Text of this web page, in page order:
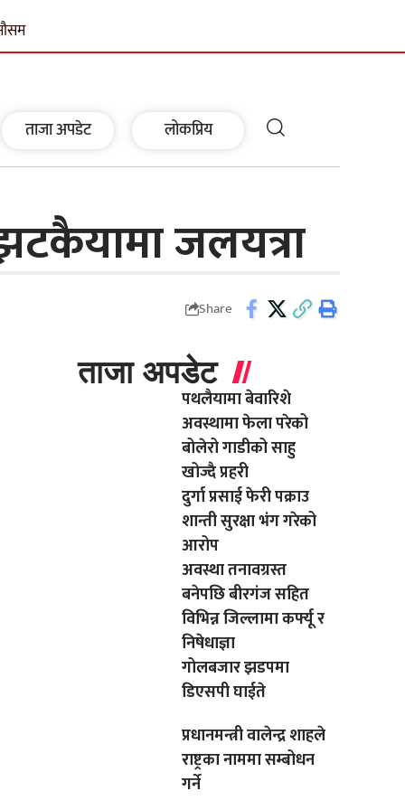
ताजा अपडेट लोकप्रिय
जलयत्रा
Share
ताजा अपडेट
पथलैयामा बेवारिशे
अवस्थामा फेला परेको
बोलेरो गाडीको साहु
खोज्दै प्रहरी
दुर्गा प्रसाई फेरी पक्राउ
शान्ती सुरक्षा भंग गरेको
आरोप
अवस्था तनावग्रस्त
बनेपछि बीरगंज सहित
विभिन्न जिल्लामा कर्फ्यू र
निषेधाज्ञा
गोलबजार झडपमा
डिएसपी घाईते
प्रधानमन्त्री वालेन्द्र शाहले
राष्ट्रका नाममा सम्बोधन
गर्ने